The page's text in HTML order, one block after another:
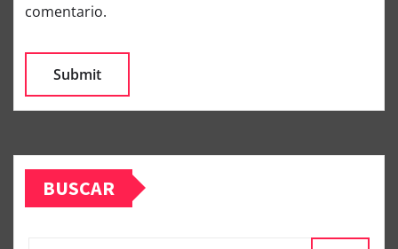
comentario.
BUSCAR